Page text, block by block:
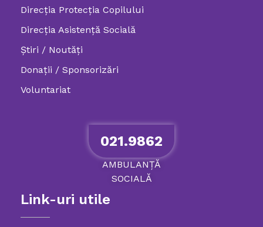
Direcția Protecția Copilului
Direcția Asistență Socială
Știri / Noutăți
Donații / Sponsorizări
Voluntariat
021.9862
AMBULANȚĂ
SOCIALĂ
Link-uri utile